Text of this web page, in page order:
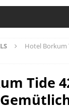
Hotel Borkum
Tide